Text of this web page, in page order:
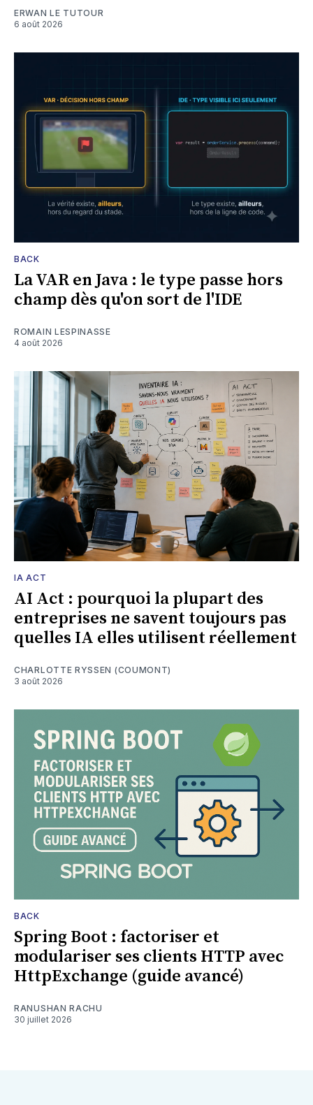
ERWAN LE TUTOUR
6 août 2026
BACK
La VAR en Java : le type passe hors
champ dès qu'on sort de l'IDE
ROMAIN LESPINASSE
4 août 2026
IA ACT
AI Act : pourquoi la plupart des
entreprises ne savent toujours pas
quelles IA elles utilisent réellement
CHARLOTTE RYSSEN (COUMONT)
3 août 2026
BACK
Spring Boot : factoriser et
modulariser ses clients HTTP avec
HttpExchange (guide avancé)
RANUSHAN RACHU
30 juillet 2026